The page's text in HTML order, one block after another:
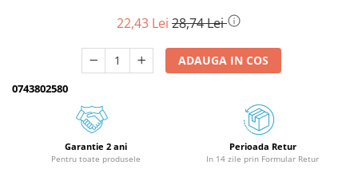
Consumabile drujbe, fierastraie
Drujbe electrice
Unelte electrice busteni
Mori cereale si batoze porumb
Batoze - mori desfacat porumb
22,43 Lei 28,74 Lei
ADAUGA IN COS
0743802580
Garantie 2 ani
Pentru toate produsele
Perioada Retur
In 14 zile prin Formular Retur